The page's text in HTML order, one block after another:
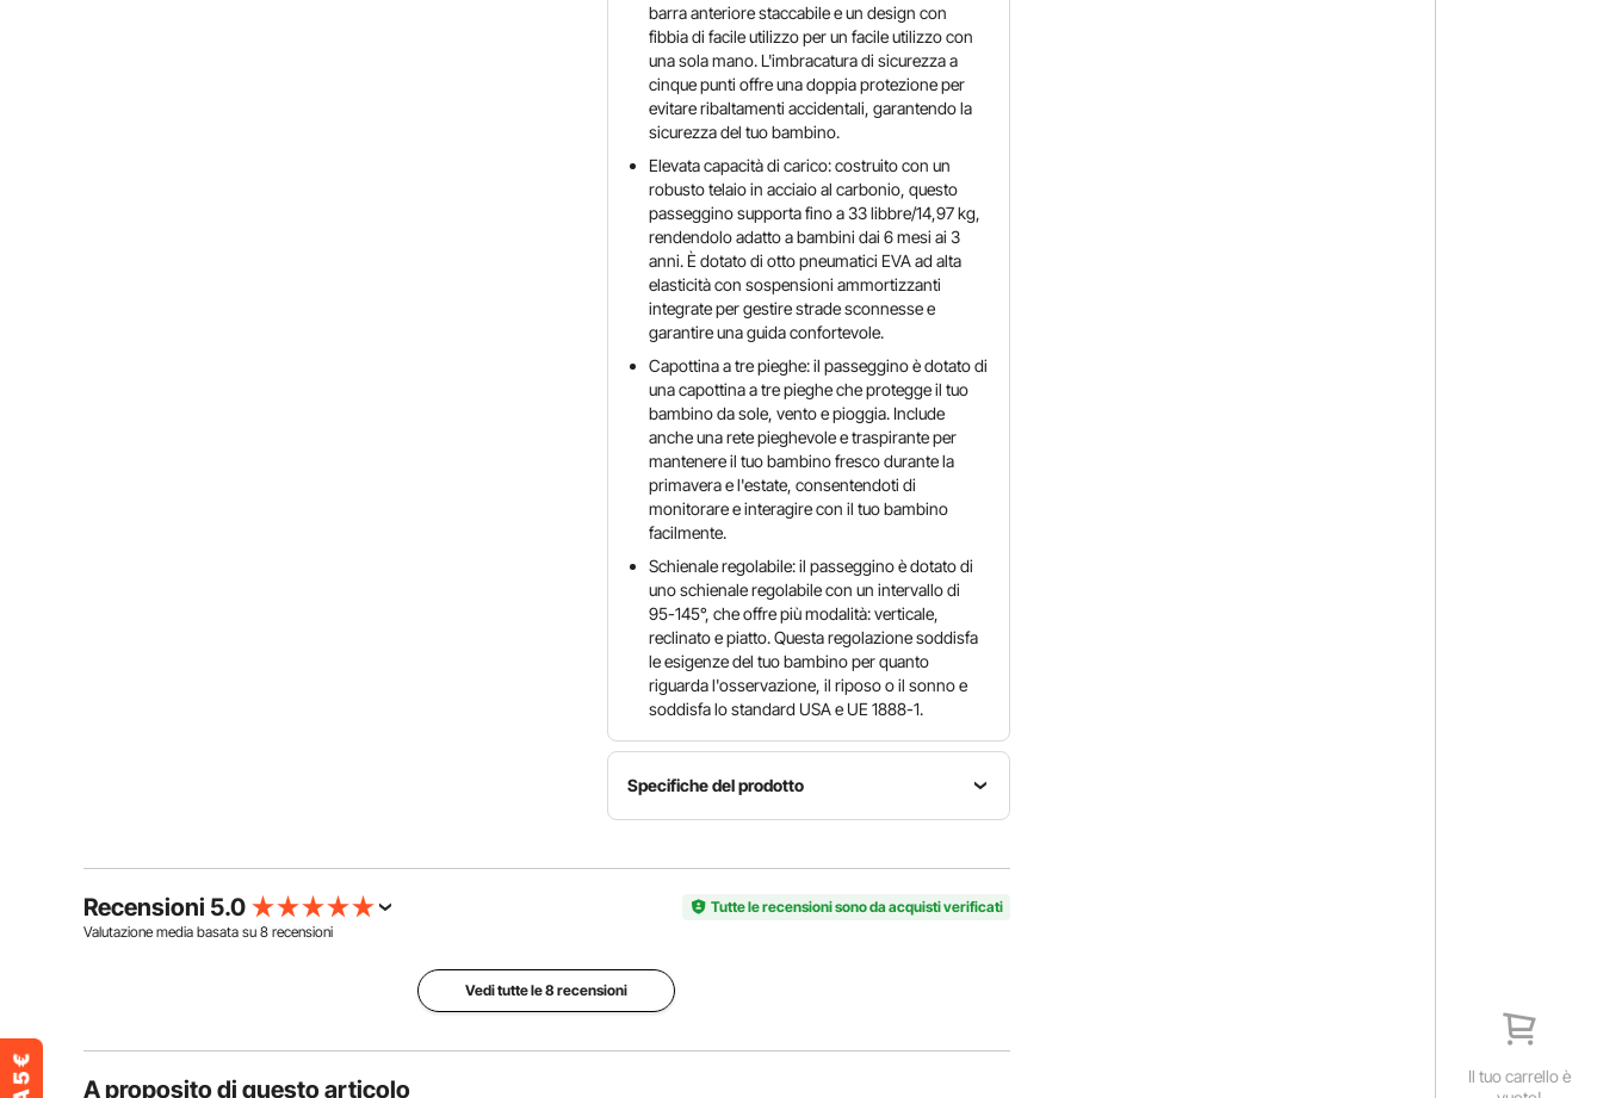
Il tuo carrello è
barra anteriore staccabile e un design con
fibbia di facile utilizzo per un facile utilizzo con
una sola mano. L'imbracatura di sicurezza a
cinque punti offre una doppia protezione per
evitare ribaltamenti accidentali, garantendo la
sicurezza del tuo bambino.
Elevata capacità di carico: costruito con un
robusto telaio in acciaio al carbonio, questo
passeggino supporta fino a 33 libbre/14,97 kg,
rendendolo adatto a bambini dai 6 mesi ai 3
anni. È dotato di otto pneumatici EVA ad alta
elasticità con sospensioni ammortizzanti
integrate per gestire strade sconnesse e
garantire una guida confortevole.
Capottina a tre pieghe: il passeggino è dotato di
una capottina a tre pieghe che protegge il tuo
bambino da sole, vento e pioggia. Include
anche una rete pieghevole e traspirante per
mantenere il tuo bambino fresco durante la
primavera e l'estate, consentendoti di
monitorare e interagire con il tuo bambino
facilmente.
Schienale regolabile: il passeggino è dotato di
uno schienale regolabile con un intervallo di
95-145°, che offre più modalità: verticale,
reclinato e piatto. Questa regolazione soddisfa
le esigenze del tuo bambino per quanto
riguarda l'osservazione, il riposo o il sonno e
soddisfa lo standard USA e UE 1888-1.
Specifiche del prodotto
U103E
Carico
33 libbre /
meccanica
schienale
Dimensioni
46,06 x
Recensioni 5.0
Tutte le recensioni sono da acquisti verificati
Valutazione media basata su 8 recensioni
Vedi tutte le 8 recensioni
A proposito di questo articolo